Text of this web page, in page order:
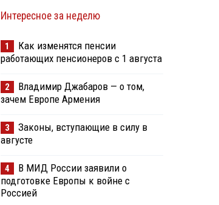
Интересное за неделю
1
Как изменятся пенсии
работающих пенсионеров с 1 августа
2
Владимир Джабаров — о том,
зачем Европе Армения
3
Законы, вступающие в силу в
августе
4
В МИД России заявили о
подготовке Европы к войне с
Россией